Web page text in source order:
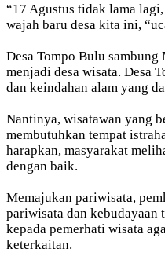
“17 Agustus tidak lama
wajah baru desa kita ini,
Desa Tompo Bulu
menjadi desa wisata. Desa
dan keindahan alam yang
Nantinya, wisatawan yang
membutuhkan tempat
harapkan, masyarakat
dengan baik.
Memajukan pariwisata,
pariwisata dan kebudayaan
kepada pemerhati wisata
keterkaitan.